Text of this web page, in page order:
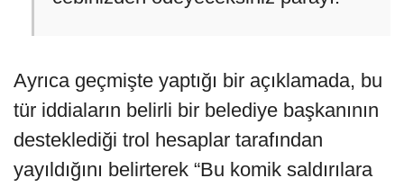
Ayrıca geçmişte yaptığı bir açıklamada, bu
tür iddiaların belirli bir belediye başkanının
desteklediği trol hesaplar tarafından
yayıldığını belirterek “Bu komik saldırılara